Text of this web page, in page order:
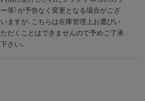
ー等）が予告なく変更となる場合がござ
いますが、こちらは在庫管理上お選びい
ただくことはできませんので予めご了承
下さい。